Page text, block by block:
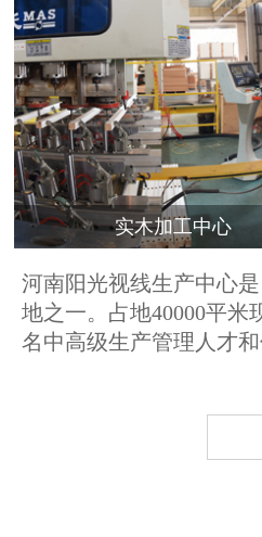
实木加工中心
河南阳光视线生产中心
地之一。占地40000平米
名中高级生产管理人才